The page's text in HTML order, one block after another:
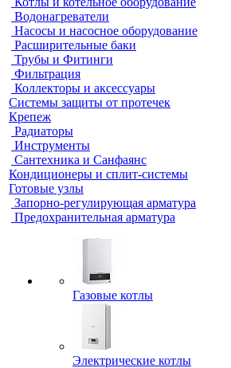
Водонагреватели
Насосы и насосное оборудование
Расширительные баки
Трубы и Фитинги
Фильтрация
Коллекторы и аксессуары
Системы защиты от протечек
Крепеж
Радиаторы
Инструменты
Сантехника и Санфаянс
Кондиционеры и сплит-системы
Готовые узлы
Запорно-регулирующая арматура
Предохранительная арматура
Газовые котлы
Электрические котлы